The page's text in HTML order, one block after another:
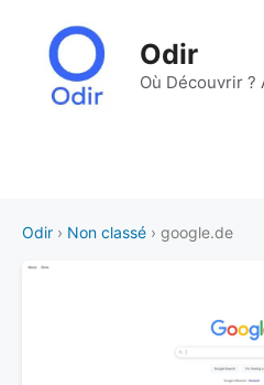
contenu
Odir
Où Découvrir ?
Odir › Non classé › google.de